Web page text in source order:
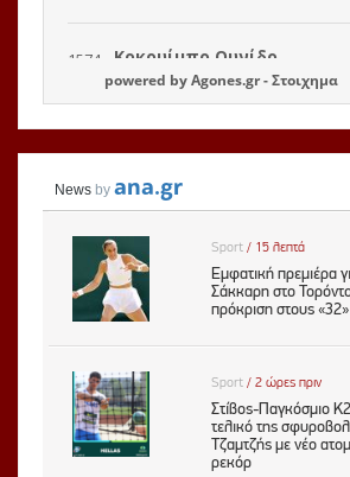
powered byAgones.gr-Στοιχημα